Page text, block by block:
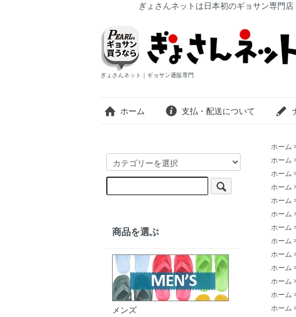
ぎょさんネットは日本初のギョサン専門
ぎょさんネット｜ギョサン通販専門
ホーム 支払・配送について
ホーム
ホーム
ホーム
ホーム
ホーム
ホーム
ホーム
ホーム
ホーム
ホーム
ホーム
ホーム
ホーム
商品を選ぶ
メンズ